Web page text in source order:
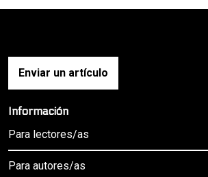
Enviar un artículo
Información
Para lectores/as
Para autores/as